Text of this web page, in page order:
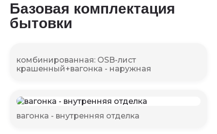
Базовая комплектация
бытовки
комбинированная: OSB-лист
крашенный+вагонка - наружная
вагонка - внутренняя отделка